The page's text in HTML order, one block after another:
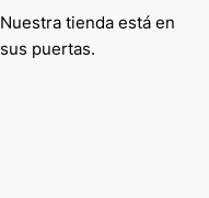
tienda está en
puertas.